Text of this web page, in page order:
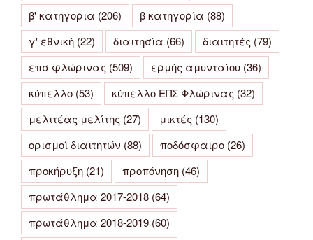
β' κατηγορια (206) β κατηγορία (88)
γ' εθνική (22) διαιτησία (66) διαιτητές (79)
επσ φλώρινας (509) ερμής αμυνταίου (36)
κύπελλο (53) κύπελλο ΕΠΣ Φλώρινας (32)
μελιτέας μελίτης (27) μικτές (130)
ορισμοί διαιτητών (88) ποδόσφαιρο (26)
προκήρυξη (21) προπόνηση (46)
πρωτάθλημα 2017-2018 (64)
πρωτάθλημα 2018-2019 (60)